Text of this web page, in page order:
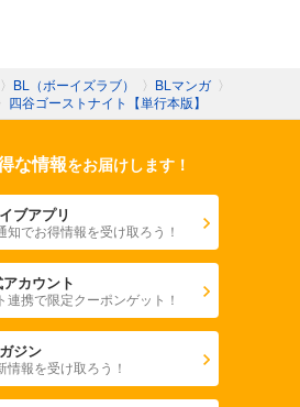
〉 BL（ボーイズラブ） 〉 BLマンガ 〉
四谷ゴーストナイト【単行本版】
な情報をお届けします！
ブアプリ
知でお得情報を受け取ろう！
カウント
連携で限定クーポンゲット！
ジン
情報を受け取ろう！